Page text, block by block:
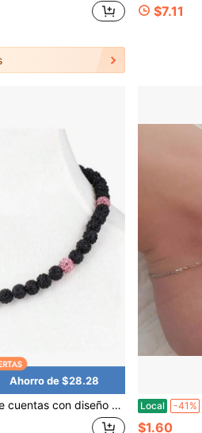
$7.11
Ahorro de $28.28
joyería deportiva inspirada en cuentas, 17 pulgadas, para mayores de 8 años Local -41%
$1.60